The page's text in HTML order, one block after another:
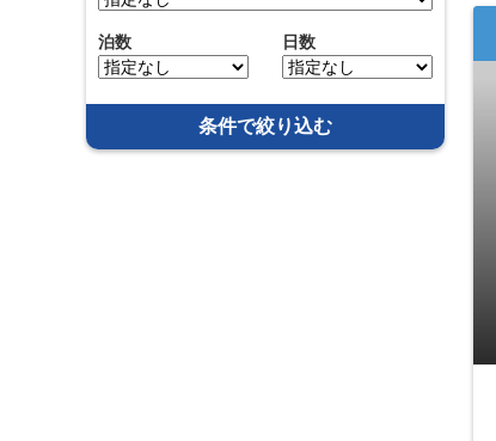
泊数 日数
条件で絞り込む